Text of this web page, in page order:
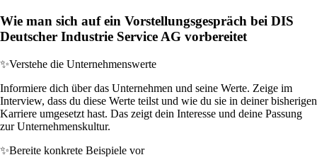
Wie man sich auf ein Vorstellungsgespräch bei DIS
Deutscher Industrie Service AG vorbereitet
✨Verstehe die Unternehmenswerte
Informiere dich über das Unternehmen und seine Werte. Zeige im
Interview, dass du diese Werte teilst und wie du sie in deiner bisherigen
Karriere umgesetzt hast. Das zeigt dein Interesse und deine Passung
zur Unternehmenskultur.
✨Bereite konkrete Beispiele vor